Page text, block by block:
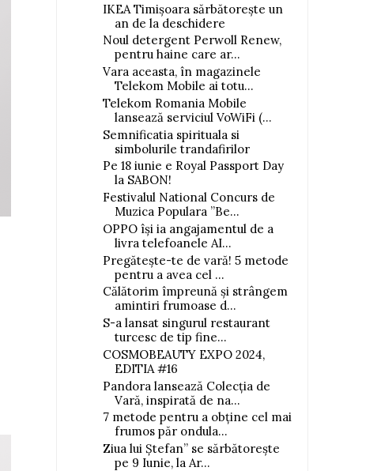
IKEA Timișoara sărbătorește un
an de la deschidere
Noul detergent Perwoll Renew,
pentru haine care ar...
Vara aceasta, în magazinele
Telekom Mobile ai totu...
Telekom Romania Mobile
lansează serviciul VoWiFi (...
Semnificatia spirituala si
simbolurile trandafirilor
Pe 18 iunie e Royal Passport Day
la SABON!
Festivalul National Concurs de
Muzica Populara ”Be...
OPPO își ia angajamentul de a
livra telefoanele AI...
Pregătește-te de vară! 5 metode
pentru a avea cel ...
Călătorim împreună și strângem
amintiri frumoase d...
S-a lansat singurul restaurant
turcesc de tip fine...
COSMOBEAUTY EXPO 2024,
EDITIA #16
Pandora lansează Colecţia de
Vară, inspirată de na...
7 metode pentru a obține cel mai
frumos păr ondula...
Ziua lui Ștefan” se sărbătorește
pe 9 Iunie, la Ar...